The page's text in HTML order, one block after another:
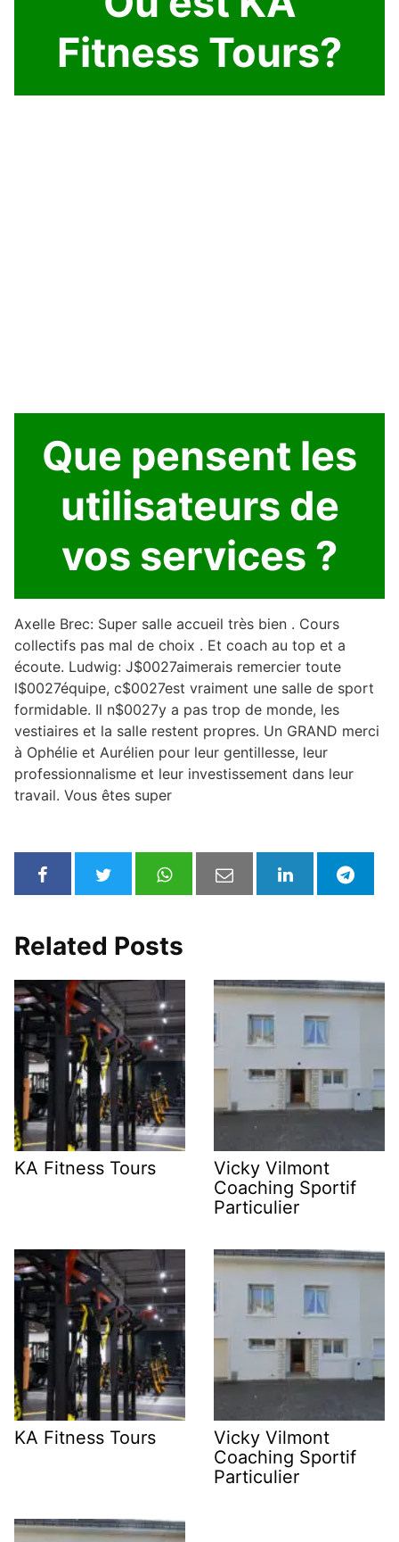
Fitness Tours?
Que pensent les
utilisateurs de
vos services ?
Axelle Brec: Super salle accueil très bien . Cours
collectifs pas mal de choix . Et coach au top et a
écoute. Ludwig: J$0027aimerais remercier toute
l$0027équipe, c$0027est vraiment une salle de sport
formidable. Il n$0027y a pas trop de monde, les
vestiaires et la salle restent propres. Un GRAND merci
à Ophélie et Aurélien pour leur gentillesse, leur
professionnalisme et leur investissement dans leur
travail. Vous êtes super
Related Posts
KA Fitness Tours
Vicky Vilmont
Coaching Sportif
Particulier
KA Fitness Tours
Vicky Vilmont
Coaching Sportif
Particulier